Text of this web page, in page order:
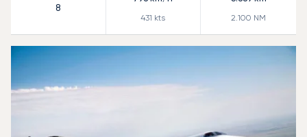
8
431 kts 2.100 NM